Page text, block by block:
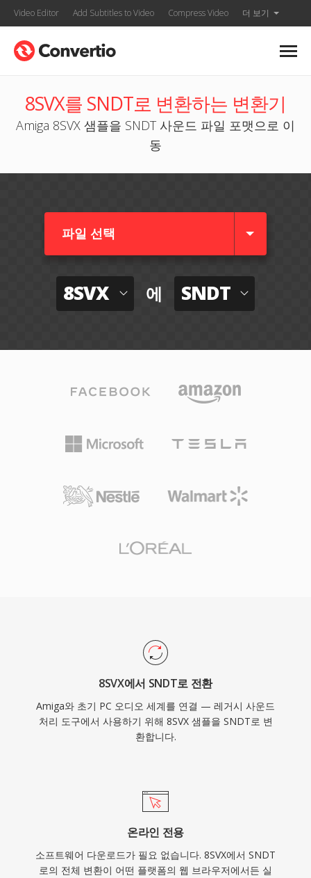
Video Editor Add Subtitles to Video Compress Video 더 보기
8SVX를 SNDT로 변환하는 변환기
Amiga 8SVX 샘플을 SNDT 사운드 파일 포맷으로 이
동
파일 선택
8SVX 에 SNDT
8SVX에서 SNDT로 전환
Amiga와 초기 PC 오디오 세계를 연결 — 레거시 사운드
처리 도구에서 사용하기 위해 8SVX 샘플을 SNDT로 변
환합니다.
온라인 전용
소프트웨어 다운로드가 필요 없습니다. 8SVX에서 SNDT
로의 전체 변환이 어떤 플랫폼의 웹 브라우저에서든 실